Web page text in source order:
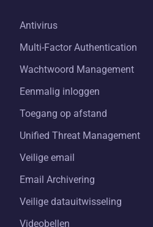
Antivirus
Multi-Factor Authentication
Wachtwoord Management
Eenmalig inloggen
Toegang op afstand
Unified Threat Management
Veilige email
Email Archivering
Veilige datauitwisseling
Videobellen